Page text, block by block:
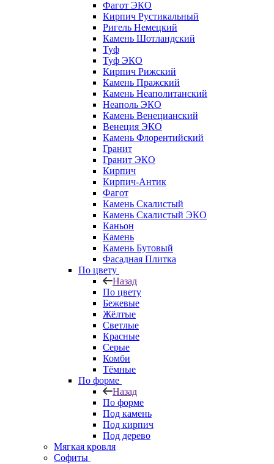
Фагот ЭКО
Кирпич Рустикальный
Ригель Немецкий
Камень Шотландский
Туф
Туф ЭКО
Кирпич Рижский
Камень Пражский
Камень Неаполитанский
Неаполь ЭКО
Камень Венецианский
Венеция ЭКО
Камень Флорентийский
Гранит
Гранит ЭКО
Кирпич
Кирпич-Антик
Фагот
Камень Скалистый
Камень Скалистый ЭКО
Каньон
Камень
Камень Бутовый
Фасадная Плитка
По цвету
Назад
По цвету
Бежевые
Жёлтые
Светлые
Красные
Серые
Комби
Тёмные
По форме
Назад
По форме
Под камень
Под кирпич
Под дерево
Мягкая кровля
Софиты